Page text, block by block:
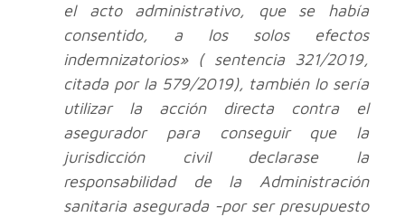
el acto administrativo, que se había
consentido, a los solos efectos
indemnizatorios» ( sentencia 321/2019,
citada por la 579/2019), también lo sería
utilizar la acción directa contra el
asegurador para conseguir que la
jurisdicción civil declarase la
responsabilidad de la Administración
sanitaria asegurada -por ser presupuesto